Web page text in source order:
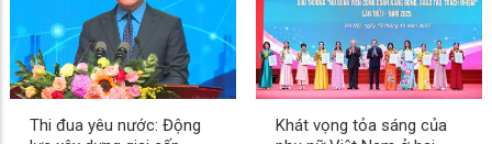
Thi đua yêu nước: Động
Khát vọng tỏa sáng của